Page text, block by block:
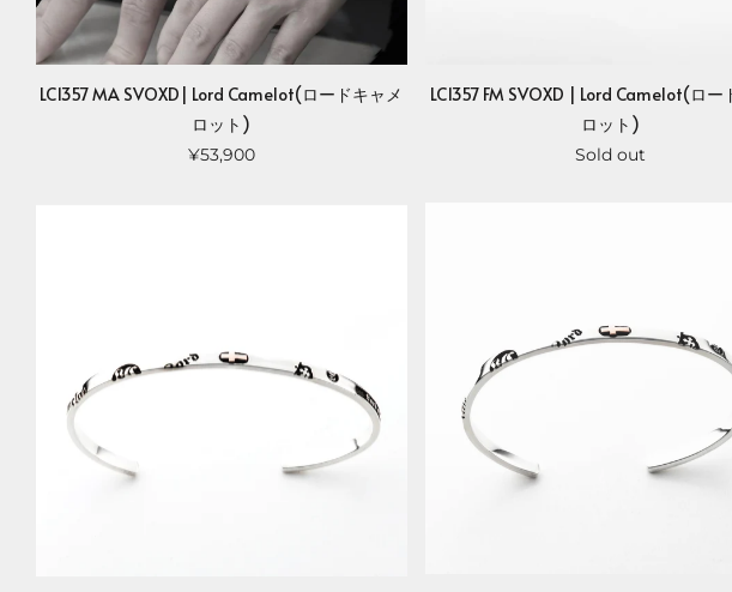
LC1357 MA SVOXD| Lord Camelot(ロードキャメ
ロット)
¥53,900
LC1357 FM SVOXD | Lord Camelot(ロー
ロット)
Sold out